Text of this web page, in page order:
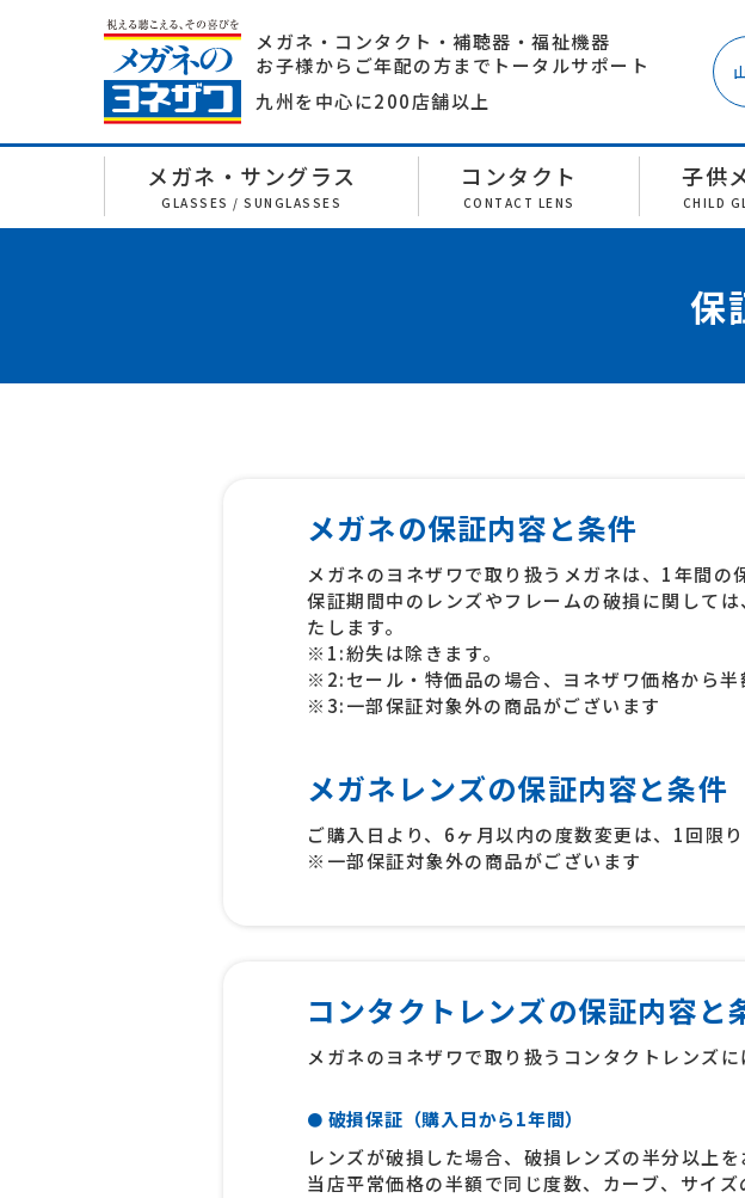
メガネ・コンタクト・補聴器・福祉機器
お子様からご年配の方までトータルサポート
九州を中心に200店舗以上
メガネ・サングラス
GLASSES / SUNGLASSES
コンタクト
CONTACT LENS
子供
CHILD
保
メガネの保証内容と条件
メガネのヨネザワで取り扱うメガネは、1年間の
保証期間中のレンズやフレームの破損に関して
たします。
※1:紛失は除きます。
※2:セール・特価品の場合、ヨネザワ価格から半
※3:一部保証対象外の商品がございます
メガネレンズの保証内容と条件
ご購入日より、6ヶ月以内の度数変更は、1回限
※一部保証対象外の商品がございます
コンタクトレンズの保証内容と
メガネのヨネザワで取り扱うコンタクトレンズに
● 破損保証（購入日から1年間）
レンズが破損した場合、破損レンズの半分以上
当店平常価格の半額で同じ度数、カーブ、サイズ